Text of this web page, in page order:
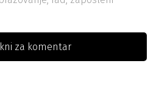
za komentar